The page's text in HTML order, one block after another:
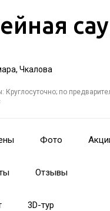
Чкалова
Круглосуточно; по
Фото
Отзывы
3D-тур